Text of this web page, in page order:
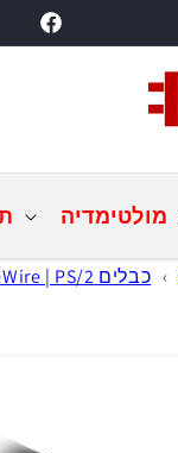
Facebook
מולטימדיה
› כבלים FireWire | PS/2